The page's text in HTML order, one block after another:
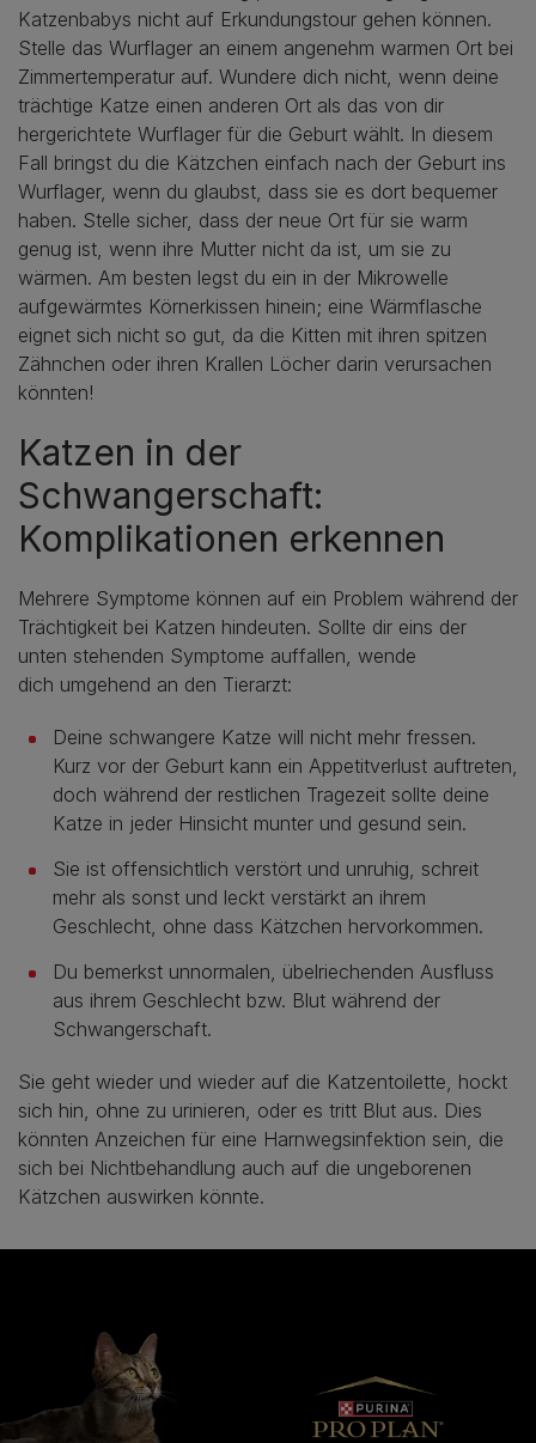
Katzenbabys nicht auf Erkundungstour gehen können.
Stelle das Wurflager an einem angenehm warmen Ort bei
Zimmertemperatur auf. Wundere dich nicht, wenn deine
trächtige Katze einen anderen Ort als das von dir
hergerichtete Wurflager für die Geburt wählt. In diesem
Fall bringst du die Kätzchen einfach nach der Geburt ins
Wurflager, wenn du glaubst, dass sie es dort bequemer
haben. Stelle sicher, dass der neue Ort für sie warm
genug ist, wenn ihre Mutter nicht da ist, um sie zu
wärmen. Am besten legst du ein in der Mikrowelle
aufgewärmtes Körnerkissen hinein; eine Wärmflasche
eignet sich nicht so gut, da die Kitten mit ihren spitzen
Zähnchen oder ihren Krallen Löcher darin verursachen
könnten!
Katzen in der
Schwangerschaft:
Komplikationen erkennen
Mehrere Symptome können auf ein Problem während der
Trächtigkeit bei Katzen hindeuten. Sollte dir eins der
unten stehenden Symptome auffallen, wende
dich umgehend an den Tierarzt:
Deine schwangere Katze will nicht mehr fressen.
Kurz vor der Geburt kann ein Appetitverlust auftreten,
doch während der restlichen Tragezeit sollte deine
Katze in jeder Hinsicht munter und gesund sein.
Sie ist offensichtlich verstört und unruhig, schreit
mehr als sonst und leckt verstärkt an ihrem
Geschlecht, ohne dass Kätzchen hervorkommen.
Du bemerkst unnormalen, übelriechenden Ausfluss
aus ihrem Geschlecht bzw. Blut während der
Schwangerschaft.
Sie geht wieder und wieder auf die Katzentoilette, hockt
sich hin, ohne zu urinieren, oder es tritt Blut aus. Dies
könnten Anzeichen für eine Harnwegsinfektion sein, die
sich bei Nichtbehandlung auch auf die ungeborenen
Kätzchen auswirken könnte.